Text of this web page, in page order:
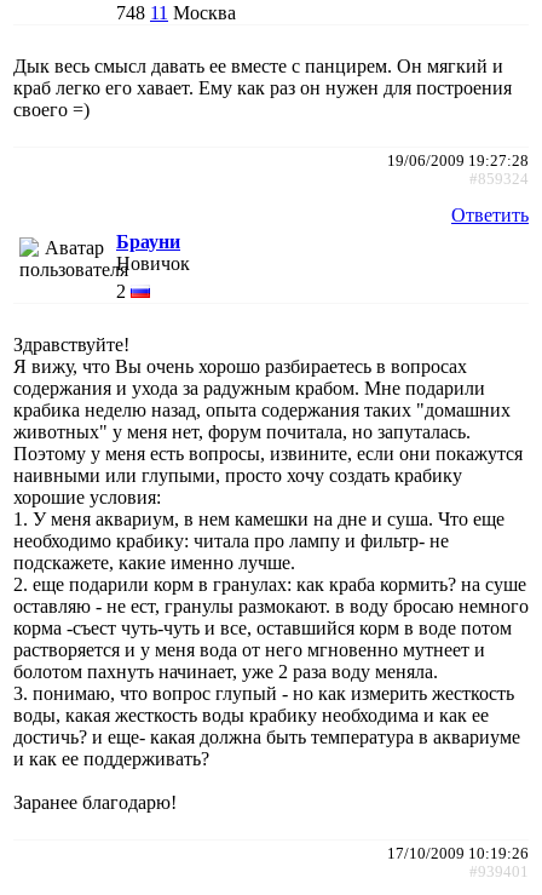
748 11 Москва
Дык весь смысл давать ее вместе с панцирем. Он мягкий и
краб легко его хавает. Ему как раз он нужен для построения
своего =)
19/06/2009 19:27:28
#859324
Ответить
Брауни
Новичок
2
Здравствуйте!
Я вижу, что Вы очень хорошо разбираетесь в вопросах
содержания и ухода за радужным крабом. Мне подарили
крабика неделю назад, опыта содержания таких "домашних
животных" у меня нет, форум почитала, но запуталась.
Поэтому у меня есть вопросы, извините, если они покажутся
наивными или глупыми, просто хочу создать крабику
хорошие условия:
1. У меня аквариум, в нем камешки на дне и суша. Что еще
необходимо крабику: читала про лампу и фильтр- не
подскажете, какие именно лучше.
2. еще подарили корм в гранулах: как краба кормить? на суше
оставляю - не ест, гранулы размокают. в воду бросаю немного
корма -съест чуть-чуть и все, оставшийся корм в воде потом
растворяется и у меня вода от него мгновенно мутнеет и
болотом пахнуть начинает, уже 2 раза воду меняла.
3. понимаю, что вопрос глупый - но как измерить жесткость
воды, какая жесткость воды крабику необходима и как ее
достичь? и еще- какая должна быть температура в аквариуме
и как ее поддерживать?
Заранее благодарю!
17/10/2009 10:19:26
#939401